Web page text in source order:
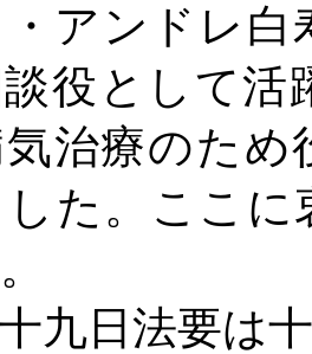
アンドレ
役として活
治療のため
た。ここに
。
九日法要は